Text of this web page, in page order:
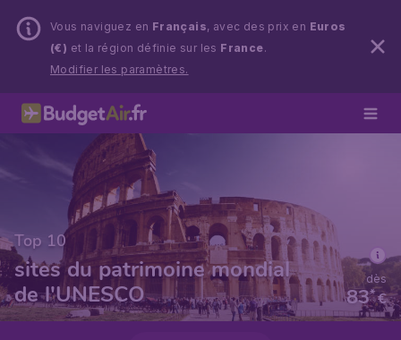
Vous naviguez en Français, avec des prix en Euros
(€) et la région définie sur les France.
Modifier les paramètres.
Top 10
sites du patrimoine mondial
de l'UNESCO
€
83*
dès